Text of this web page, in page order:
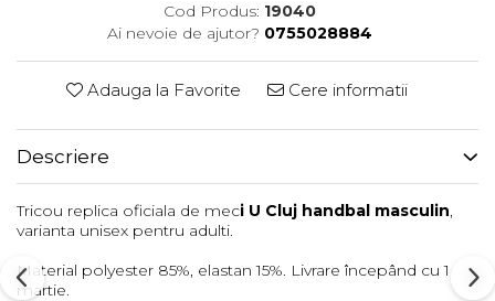
Cod Produs: 19040
Ai nevoie de ajutor? 0755028884
Adauga la Favorite Cere informatii
Descriere
Tricou replica oficiala de meci U Cluj handbal masculin,
varianta unisex pentru adulti.
Material polyester 85%, elastan 15%. Livrare începând cu 1
martie.